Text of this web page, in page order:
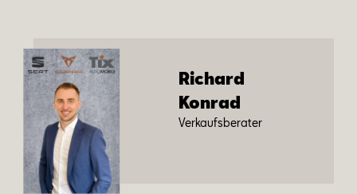
Ri­chard
Kon­rad
Ver­kaufs­be­ra­ter